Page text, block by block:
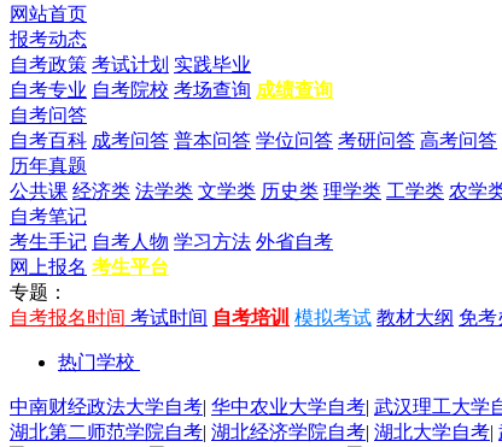
网站首页
报考动态
自考政策 考试计划 实践毕业
自考专业 自考院校 考场查询 成绩查询
自考问答
自考百科 成考问答 普本问答 学位问答 考研问答 高考问答
历年真题
公共课 经济类 法学类 文学类 历史类 理学类 工学类 农学
自考笔记
考生手记 自考人物 学习方法 外省自考
网上报名 考生平台
专题：
自考报名时间 考试时间 自考培训 模拟考试 教材大纲 免考
热门学校
中南财经政法大学自考| 华中农业大学自考| 武汉理工大学
湖北第二师范学院自考| 湖北经济学院自考| 湖北大学自考|